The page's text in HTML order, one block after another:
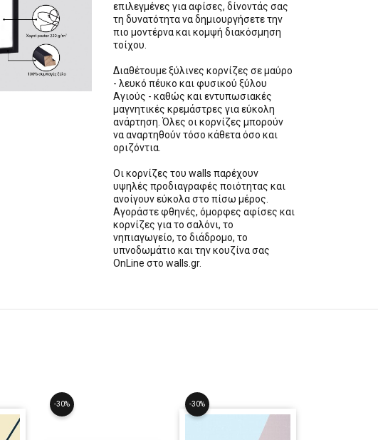
επιλεγμένες για αφίσες, δίνοντάς σας
τη δυνατότητα να δημιουργήσετε την
πιο μοντέρνα και κομψή διακόσμηση
τοίχου.
Διαθέτουμε ξύλινες κορνίζες σε μαύρο
- λευκό πέυκο και φυσικού ξύλου
Αγιούς - καθώς και εντυπωσιακές
μαγνητικές κρεμάστρες για εύκολη
ανάρτηση. Όλες οι κορνίζες μπορούν
να αναρτηθούν τόσο κάθετα όσο και
οριζόντια.
Οι κορνίζες του walls παρέχουν
υψηλές προδιαγραφές ποιότητας και
ανοίγουν εύκολα στο πίσω μέρος.
Αγοράστε φθηνές, όμορφες αφίσες και
κορνίζες για το σαλόνι, το
νηπιαγωγείο, το διάδρομο, το
υπνοδωμάτιο και την κουζίνα σας
OnLine στο walls.gr.
-30% -30%